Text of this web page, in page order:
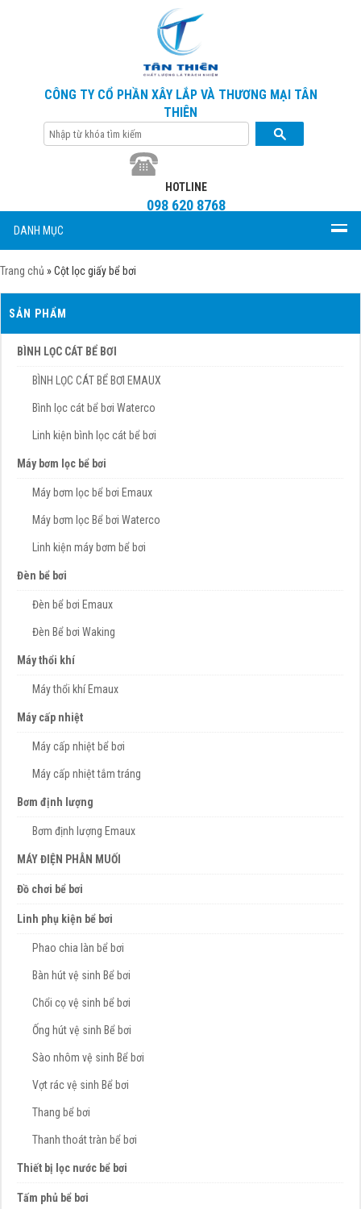
CÔNG TY CỔ PHẦN XÂY LẮP VÀ THƯƠNG MẠI TÂN
THIÊN
HOTLINE
098 620 8768
DANH MỤC
Trang chủ »Cột lọc giấy bể bơi
SẢN PHẨM
BÌNH LỌC CÁT BỂ BƠI
BÌNH LỌC CÁT BỂ BƠI EMAUX
Bình lọc cát bể bơi Waterco
Linh kiện bình lọc cát bể bơi
Máy bơm lọc bể bơi
Máy bơm lọc bể bơi Emaux
Máy bơm lọc Bể bơi Waterco
Linh kiện máy bơm bể bơi
Đèn bể bơi
Đèn bể bơi Emaux
Đèn Bể bơi Waking
Máy thổi khí
Máy thổi khí Emaux
Máy cấp nhiệt
Máy cấp nhiệt bể bơi
Máy cấp nhiệt tắm tráng
Bơm định lượng
Bơm định lượng Emaux
MÁY ĐIỆN PHÂN MUỐI
Đồ chơi bể bơi
Linh phụ kiện bể bơi
Phao chia làn bể bơi
Bàn hút vệ sinh Bể bơi
Chổi cọ vệ sinh bể bơi
Ống hút vệ sinh Bể bơi
Sào nhôm vệ sinh Bể bơi
Vợt rác vệ sinh Bể bơi
Thang bể bơi
Thanh thoát tràn bể bơi
Thiết bị lọc nước bể bơi
Tấm phủ bể bơi